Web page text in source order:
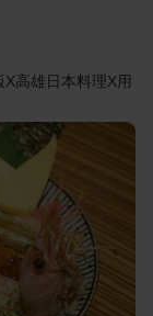
高雄日本料理X用